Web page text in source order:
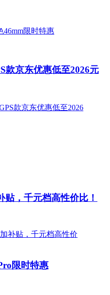
款京东优惠低至2026元
贴，千元档高性价比！
限时特惠